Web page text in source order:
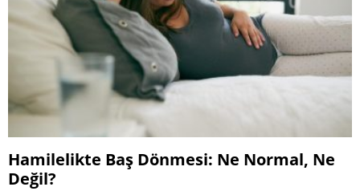
Hamilelikte Baş Dönmesi: Ne Normal, Ne
Değil?